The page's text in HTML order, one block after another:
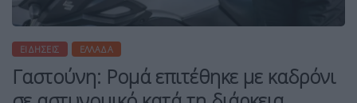
ΕΙΔΉΣΕΙΣ ΕΛΛΆΔΑ
Γαστούνη: Ρομά επιτέθηκε με καδρόνι